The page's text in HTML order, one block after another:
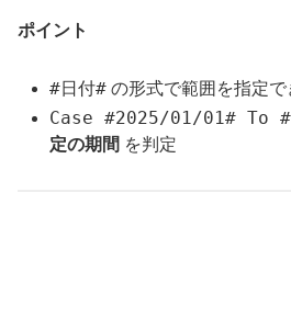
ポイント
#日付# の形式で範囲を指定で
Case #2025/01/01# To
定の期間 を判定